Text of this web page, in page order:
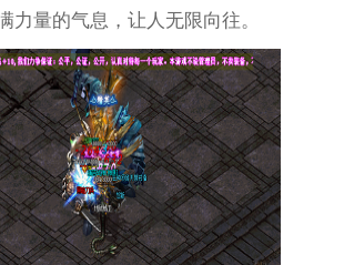
力量的气息，让人无限向往。